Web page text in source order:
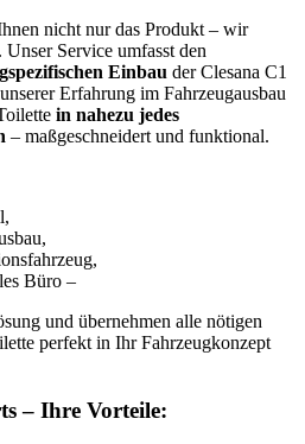
nicht nur das Produkt – wir
Service umfasst den
Einbau der Clesana C1
Erfahrung im Fahrzeugausbau
in nahezu jedes
– maßgeschneidert und funktional.
Büro –
und übernehmen alle nötigen
perfekt in Ihr Fahrzeugkonzept
– Ihre Vorteile: